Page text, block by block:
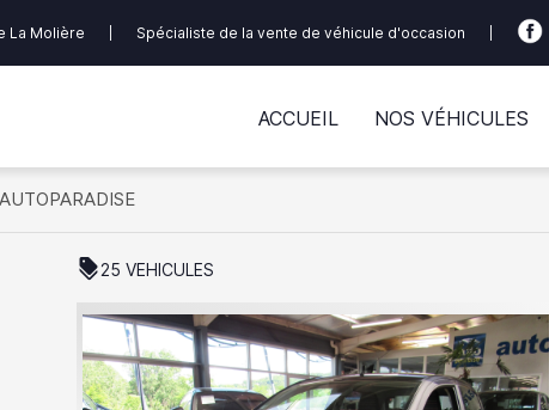
La Molière Spécialiste de la vente de véhicule d'occasion
ACCUEIL NOS VÉHICULES
discount25 VEHICULES